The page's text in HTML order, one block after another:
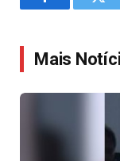
Facebook
Mais